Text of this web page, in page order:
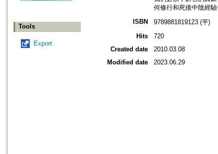
Tools
Export
何修行和死後中陰經
ISBN
9789881819123 (平)
Hits
720
Created date
2010.03.08
Modified date
2023.06.29